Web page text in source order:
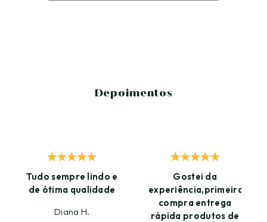
Depoimentos
Tudo sempre lindo e
de ótima qualidade
Diana H.
Gostei da
experiência,primeira
compra entrega
rápida produtos de